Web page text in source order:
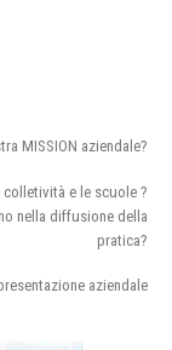
MISSION aziendale?
e le scuole ?
nella diffusione della
pratica?
aziendale